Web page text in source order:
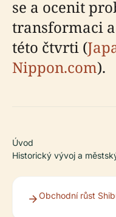
se a ocenit
transformaci
této čtvrti (
Nippon.com).
Úvod
Historický vývoj a
Obchodní růst